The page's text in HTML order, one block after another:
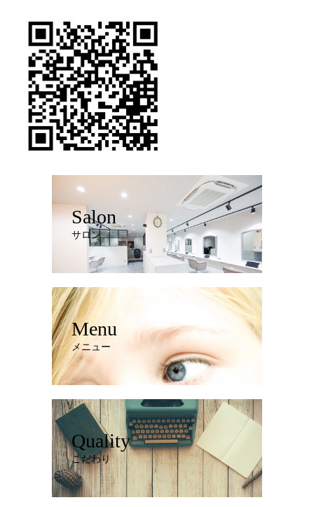
Salon
サロン
Menu
メニュー
Quality
こだわり